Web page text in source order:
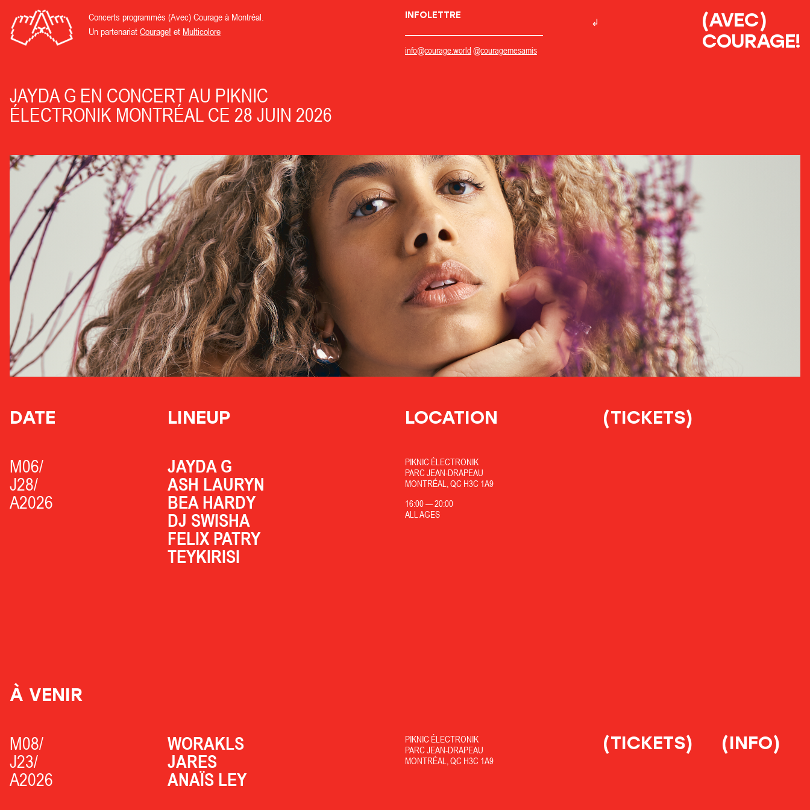
Concerts programmés (Avec) Courage à Montréal.
Un partenariatCourage! et Multicolore
INFOLETTRE
info@courage.world @couragemesamis
(AVEC)
COURAGE!
JAYDA G EN CONCERT AU PIKNIC
ÉLECTRONIK MONTRÉAL CE 28 JUIN 2026
DATE LINEUP LOCATION (TICKETS)
M06/
J28/
A2026
JAYDA G
ASH LAURYN
BEA HARDY
DJ SWISHA
FELIX PATRY
TEYKIRISI
PIKNIC ÉLECTRONIK
PARC JEAN-DRAPEAU
MONTRÉAL, QC H3C 1A9
16:00—20:00
ALL AGES
À VENIR
M08/
J23/
A2026
WORAKLS
JARES
ANAÏS LEY
PIKNIC ÉLECTRONIK
PARC JEAN-DRAPEAU
MONTRÉAL, QC H3C 1A9
(TICKETS) (INFO)